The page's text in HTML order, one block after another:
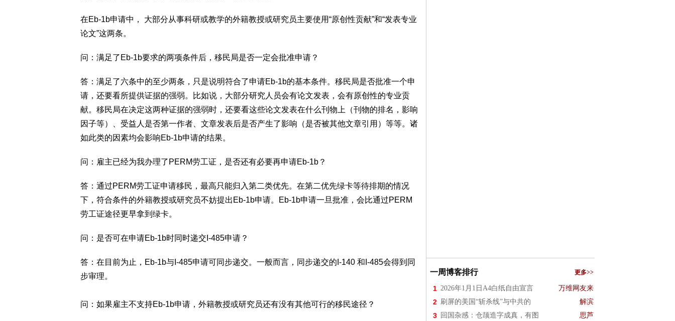
在Eb-1b申请中， 大部分从事科研或教学的外籍教授或研究员主要使用“原创性贡献”和“发表专业
论文”这两条。
问：满足了Eb-1b要求的两项条件后，移民局是否一定会批准申请？
答：满足了六条中的至少两条，只是说明符合了申请Eb-1b的基本条件。移民局是否批准一个申
请，还要看所提供证据的强弱。比如说，大部分研究人员会有论文发表，会有原创性的专业贡
献。移民局在决定这两种证据的强弱时，还要看这些论文发表在什么刊物上（刊物的排名，影响
因子等）、受益人是否第一作者、文章发表后是否产生了影响（是否被其他文章引用）等等。诸
如此类的因素均会影响Eb-1b申请的结果。
问：雇主已经为我办理了PERM劳工证，是否还有必要再申请Eb-1b？
答：通过PERM劳工证申请移民，最高只能归入第二类优先。在第二优先绿卡等待排期的情况
下，符合条件的外籍教授或研究员不妨提出Eb-1b申请。Eb-1b申请一旦批准，会比通过PERM
劳工证途径更早拿到绿卡。
问：是否可在申请Eb-1b时同时递交I-485申请？
答：在目前为止，Eb-1b与I-485申请可同步递交。一般而言，同步递交的I-140 和I-485会得到同
步审理。
问：如果雇主不支持Eb-1b申请，外籍教授或研究员还有没有其他可行的移民途径？
一周博客排行 更多>>
1 2026年1月1日A4白纸自由宣言 万维网友来
2 刷屏的美国“斩杀线”与中共的 解滨
3 回国杂感：仓颉造字成真，有图 思芦